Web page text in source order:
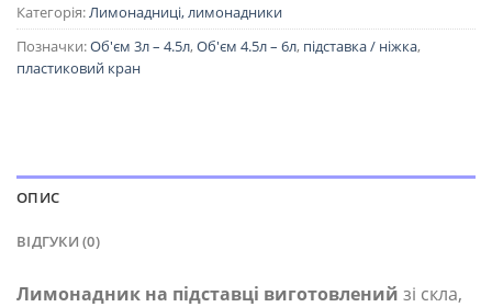
Категорія:Лимонадниці, лимонадники
Позначки:Об'єм 3л – 4.5л,Об'єм 4.5л – 6л, підставка / ніжка,
пластиковий кран
ОПИС
ВІДГУКИ (0)
Лимонадник на підставці виготовлений ​​ зі скла,